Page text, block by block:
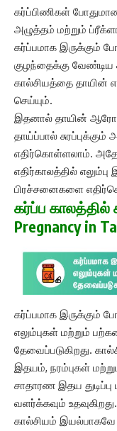
கர்ப்பிணிகள்
அழுத்தம் மற்றும்
கர்ப்பமாக இருக்கும்
குழந்தைக்கு
கால்சியத்தை தாயின்
செய்யும்.
இதனால் தாயின்
தாய்ப்பால்
எதிர்கொள்ளலாம்.
எதிர்காலத்தில்
பிரச்சனைகளை
கர்ப்ப காலத்தில்
Pregnancy in
கர்ப்பமாக இருக்கும்
எலும்புகள் மற்றும்
தேவைப்படுகிறது.
இதயம், நரம்புகள்
சாதாரண இதய
வளர்க்கவும் உதவுகிறது.
கால்சியம் இயல்பாகவே